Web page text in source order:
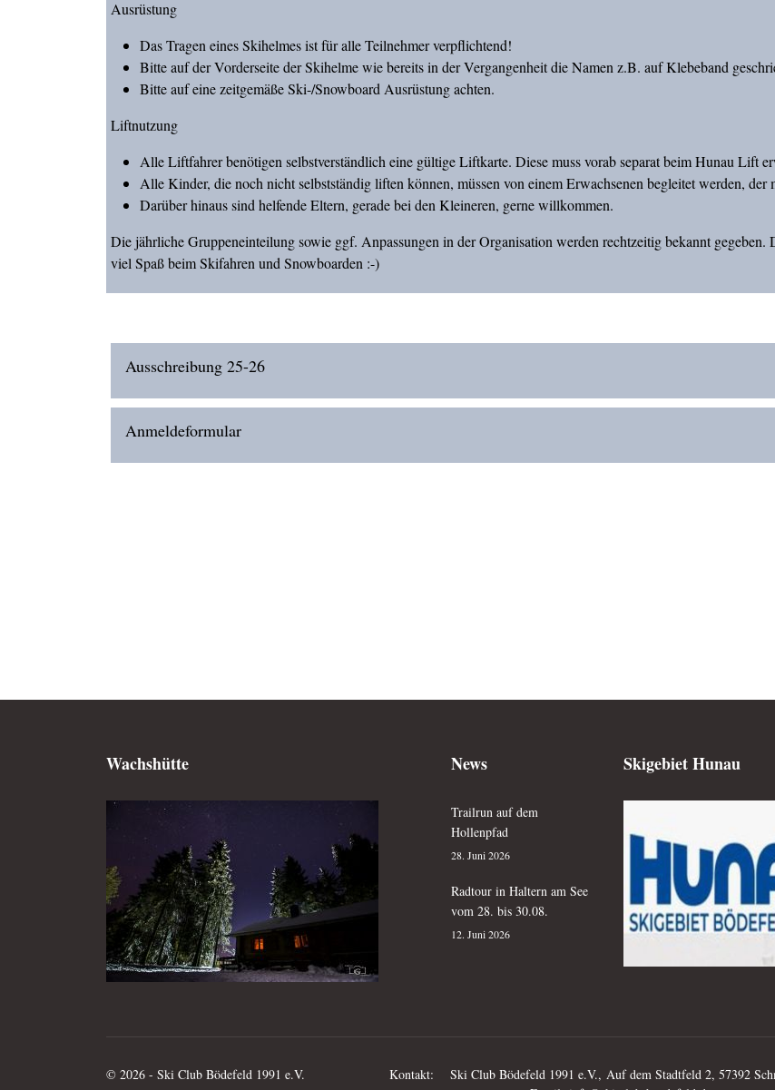
Ausrüstung
Das Tragen eines Skihelmes ist für alle Teilnehmer verpflichtend!
Bitte auf der Vorderseite der Skihelme wie bereits in der Vergangenheit die Namen z.B. auf Klebeband
Bitte auf eine zeitgemäße Ski-/Snowboard Ausrüstung achten.
Liftnutzung
Alle Liftfahrer benötigen selbstverständlich eine gültige Liftkarte. Diese muss vorab separat beim Hunau Lift
Alle Kinder, die noch nicht selbstständig liften können, müssen von einem Erwachsenen begleitet werden,
Darüber hinaus sind helfende Eltern, gerade bei den Kleineren, gerne willkommen.
Die jährliche Gruppeneinteilung sowie ggf. Anpassungen in der Organisation werden rechtzeitig bekannt
viel Spaß beim Skifahren und Snowboarden :-)
Ausschreibung 25-26
Anmeldeformular
Wachshütte News
Trailrun auf dem
Hollenpfad
28. Juni 2026
Radtour in Haltern am See
vom 28. bis 30.08.
12. Juni 2026
Skigebiet Hunau
© 2026 - Ski Club Bödefeld 1991 e.V.
Kontakt: Ski Club Bödefeld 1991 e.V., Auf dem Stadtfeld 2, 57392